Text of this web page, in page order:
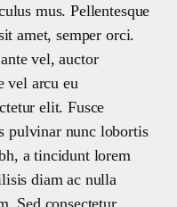
mus. Pellentesque
amet, semper orci.
vel, auctor
vel arcu eu
elit. Fusce
pulvinar nunc lobortis
a tincidunt lorem
diam ac nulla
Sed consectetur